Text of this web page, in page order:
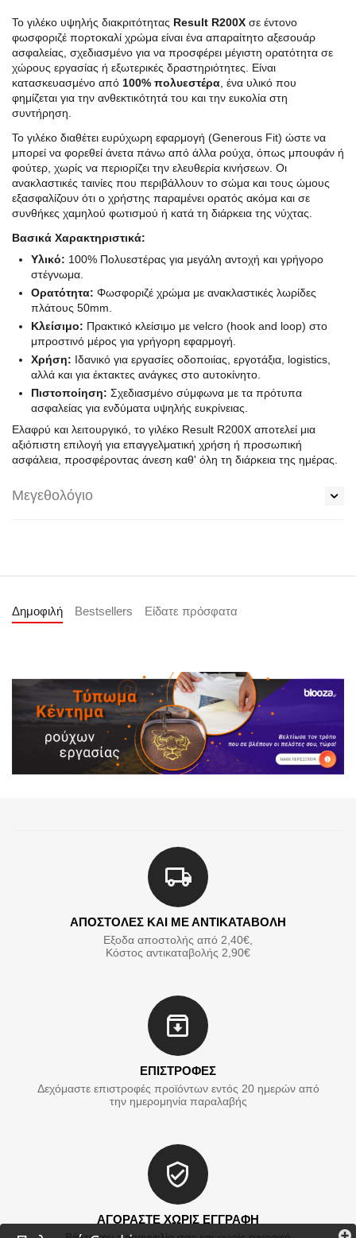
Το γιλέκο υψηλής διακριτότητας Result R200X σε έντονο
φωσφοριζέ πορτοκαλί χρώμα είναι ένα απαραίτητο αξεσουάρ
ασφαλείας, σχεδιασμένο για να προσφέρει μέγιστη ορατότητα σε
χώρους εργασίας ή εξωτερικές δραστηριότητες. Είναι
κατασκευασμένο από 100% πολυεστέρα , ένα υλικό που
φημίζεται για την ανθεκτικότητά του και την ευκολία στη
συντήρηση.
Το γιλέκο διαθέτει ευρύχωρη εφαρμογή (Generous Fit) ώστε να
μπορεί να φορεθεί άνετα πάνω από άλλα ρούχα, όπως μπουφάν ή
φούτερ, χωρίς να περιορίζει την ελευθερία κινήσεων. Οι
ανακλαστικές ταινίες που περιβάλλουν το σώμα και τους ώμους
εξασφαλίζουν ότι ο χρήστης παραμένει ορατός ακόμα και σε
συνθήκες χαμηλού φωτισμού ή κατά τη διάρκεια της νύχτας.
Βασικά Χαρακτηριστικά:
Υλικό: 100% Πολυεστέρας για μεγάλη αντοχή και γρήγορο
στέγνωμα.
Ορατότητα: Φωσφοριζέ χρώμα με ανακλαστικές λωρίδες
πλάτους 50mm.
Κλείσιμο: Πρακτικό κλείσιμο με velcro (hook and loop) στο
μπροστινό μέρος για γρήγορη εφαρμογή.
Χρήση: Ιδανικό για εργασίες οδοποιίας, εργοτάξια, logistics,
αλλά και για έκτακτες ανάγκες στο αυτοκίνητο.
Πιστοποίηση: Σχεδιασμένο σύμφωνα με τα πρότυπα
ασφαλείας για ενδύματα υψηλής ευκρίνειας.
Ελαφρύ και λειτουργικό, το γιλέκο Result R200X αποτελεί μια
αξιόπιστη επιλογή για επαγγελματική χρήση ή προσωπική
ασφάλεια, προσφέροντας άνεση καθ' όλη τη διάρκεια της ημέρας.
Μεγεθολόγιο
Δημοφιλή Bestsellers Είδατε πρόσφατα
ΑΠΟΣΤΟΛΕΣ ΚΑΙ ΜΕ ΑΝΤΙΚΑΤΑΒΟΛΗ
Εξοδα αποστολής από 2,40€,
Κόστος αντικαταβολής 2,90€
ΕΠΙΣΤΡΟΦΕΣ
Δεχόμαστε επιστροφές προϊόντων εντός 20 ημερών από
την ημερομηνία παραλαβής
ΑΓΟΡΑΣΤΕ ΧΩΡΙΣ ΕΓΓΡΑΦΗ